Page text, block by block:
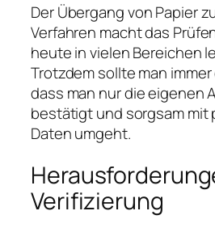
Der Übergang von Papier
Verfahren macht das
heute in vielen Bereichen
Trotzdem sollte man
dass man nur die eigenen
bestätigt und sorgsam mit
Daten umgeht.
Verifizierung